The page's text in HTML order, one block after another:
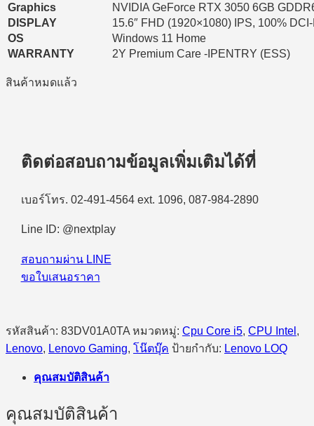
Graphics
NVIDIA GeForce RTX 3050 6GB
DISPLAY
15.6″ FHD (1920×1080) IPS, 100%
OS
Windows 11 Home
WARRANTY
2Y Premium Care -IPENTRY (ESS)
สินค้าหมดแล้ว
ติดต่อสอบถามข้อมูลเพิ่มเติมได้ที่
เบอร์โทร. 02-491-4564 ext. 1096, 087-984-2890
Line ID: @nextplay
สอบถามผ่าน LINE
ขอใบเสนอราคา
รหัสสินค้า: 83DV01A0TA หมวดหมู่: Cpu Core i5, CPU Intel ,
Lenovo, Lenovo Gaming, โน๊ตบุ๊ค ป้ายกำกับ: Lenovo LOQ
คุณสมบัติสินค้า
คุณสมบัติสินค้า